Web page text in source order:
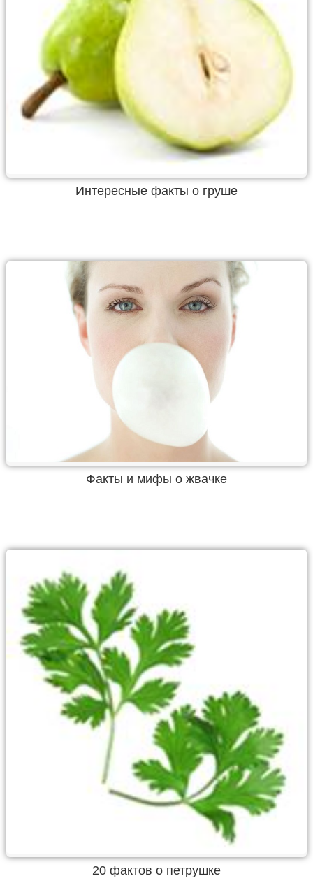
Интересные факты о груше
Факты и мифы о жвачке
20 фактов о петрушке